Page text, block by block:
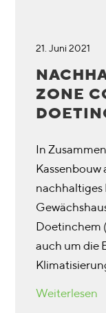
21. Juni 2021
ZONE
In
Kassenbouw
nachhaltiges
Doetinchem
auch um die
Weiterlesen